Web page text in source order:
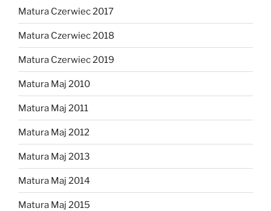
Matura Czerwiec 2017
Matura Czerwiec 2018
Matura Czerwiec 2019
Matura Maj 2010
Matura Maj 2011
Matura Maj 2012
Matura Maj 2013
Matura Maj 2014
Matura Maj 2015